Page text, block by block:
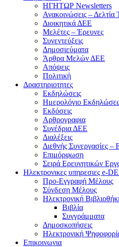
ΗΓΗΤΩΡ Newsletters
Ανακοινώσεις – Δελτία
Διοικητικά ΔΕΕ
Μελέτες – Έρευνες
Συνεντεύξεις
Δημοσιεύματα
Άρθρα Μελών ΔΕΕ
Απόψεις
Πολιτική
Δραστηριοτητες
Εκδηλώσεις
Ημερολόγιο
Εκδόσεις
Αρθρογραφια
Συνέδρια ΔΕΕ
Διαλέξεις
Διεθνής Συνεργασίες –
Επιμόρφωση
Σειρά Ερευνητικών
Ηλεκτρονικες υπηρεσιες e-
Προ-Εγγραφή Μέλους
Σύνδεση Μέλους
Ηλεκτρονική
Βιβλία
Συγγράμματα
Δημοσκοπήσεις
Ηλεκτρονική
Επικοινωνια